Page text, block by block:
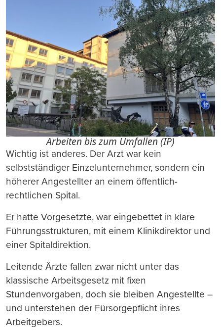
Arbeiten bis zum Umfallen (IP)
Wichtig ist anderes. Der Arzt war kein
selbstständiger Einzelunternehmer, sondern ein
höherer Angestellter an einem öffentlich-
rechtlichen Spital.
Er hatte Vorgesetzte, war eingebettet in klare
Führungsstrukturen, mit einem Klinikdirektor und
einer Spitaldirektion.
Leitende Ärzte fallen zwar nicht unter das
klassische Arbeitsgesetz mit fixen
Stundenvorgaben, doch sie bleiben Angestellte –
und unterstehen der Fürsorgepflicht ihres
Arbeitgebers.